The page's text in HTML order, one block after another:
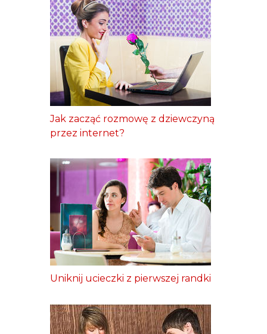
Jak zacząć rozmowę z dziewczyną
przez internet?
Uniknij ucieczki z pierwszej randki